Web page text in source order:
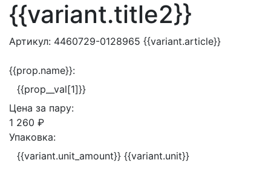
{{variant.title2}}
Артикул: 4460729-0128965 {{variant.article}}
{{prop.name}}:
{{prop__val[1]}}
Цена за пару:
1 260 ₽
Упаковка:
{{variant.unit_amount}} {{variant.unit}}